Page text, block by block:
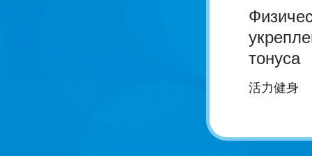
тонуса
活力健身